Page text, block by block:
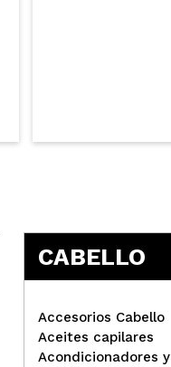
CABELLO
Accesorios Cabello
Aceites capilares
Acondicionadores y